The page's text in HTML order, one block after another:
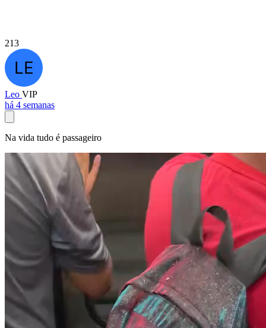
213
Leo VIP
há 4 semanas
Na vida tudo é passageiro